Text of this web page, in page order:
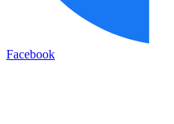
Facebook